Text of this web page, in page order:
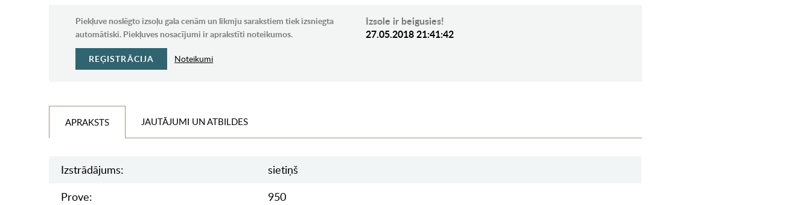
Piekļuve noslēgto izsoļu gala cenām un likmju sarakstiem tiek izsniegta
automātiski. Piekļuves nosacījumi ir aprakstīti noteikumos.
REĢISTRĀCIJA Noteikumi
Izsole ir beigusies!
27.05.2018 21:41:42
APRAKSTS JAUTĀJUMI UN ATBILDES
Izstrādājums:
sietiņš
Prove:
950